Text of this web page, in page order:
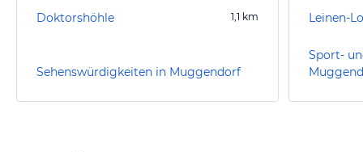
Doktorshöhle 1,1 km
Sehenswürdigkeiten in Muggendorf
Leinen-
Sport-